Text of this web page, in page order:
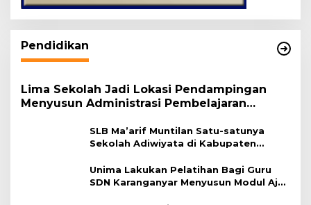
Pendidikan
Lima Sekolah Jadi Lokasi Pendampingan
Menyusun Administrasi Pembelajaran
SLB Ma’arif Muntilan Satu-satunya
Sekolah Adiwiyata di Kabupaten
Unima Lakukan Pelatihan Bagi Guru
SDN Karanganyar Menyusun Modul Ajar